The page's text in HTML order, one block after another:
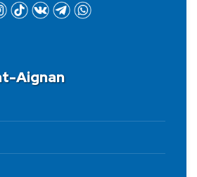
Aignan